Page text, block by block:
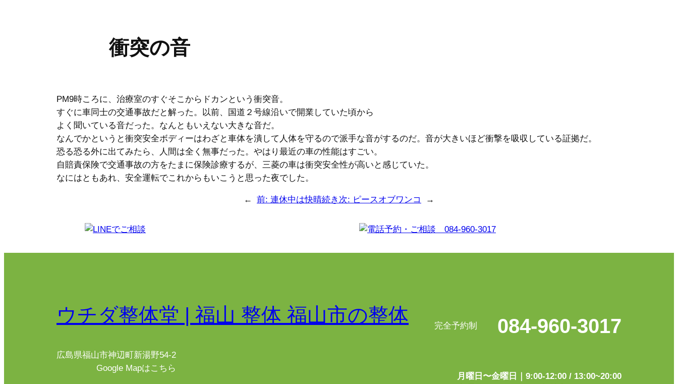
衝突の音
PM9時ころに、治療室のすぐそこからドカンという衝突音。
すぐに車同士の交通事故だと解った。以前、国道２号線沿いで開業していた頃から
よく聞いている音だった。なんともいえない大きな音だ。
なんでかというと衝突安全ボディーはわざと車体を潰して人体を守るので派手な音がするのだ。音が大きいほど衝撃を吸収している証拠だ。
恐る恐る外に出てみたら、人間は全く無事だった。やはり最近の車の性能はすごい。
自賠責保険で交通事故の方をたまに保険診療するが、三菱の車は衝突安全性が高いと感じていた。
なにはともあれ、安全運転でこれからもいこうと思った夜でした。
← 前: 連休中は快晴続き 次: ピースオブワンコ →
ウチダ整体堂 | 福山 整体 福山市の整体
広島県福山市神辺町新湯野54-2
Google Mapはこちら
完全予約制 084-960-3017
月曜日〜金曜日｜9:00-12:00 / 13:00~20:00